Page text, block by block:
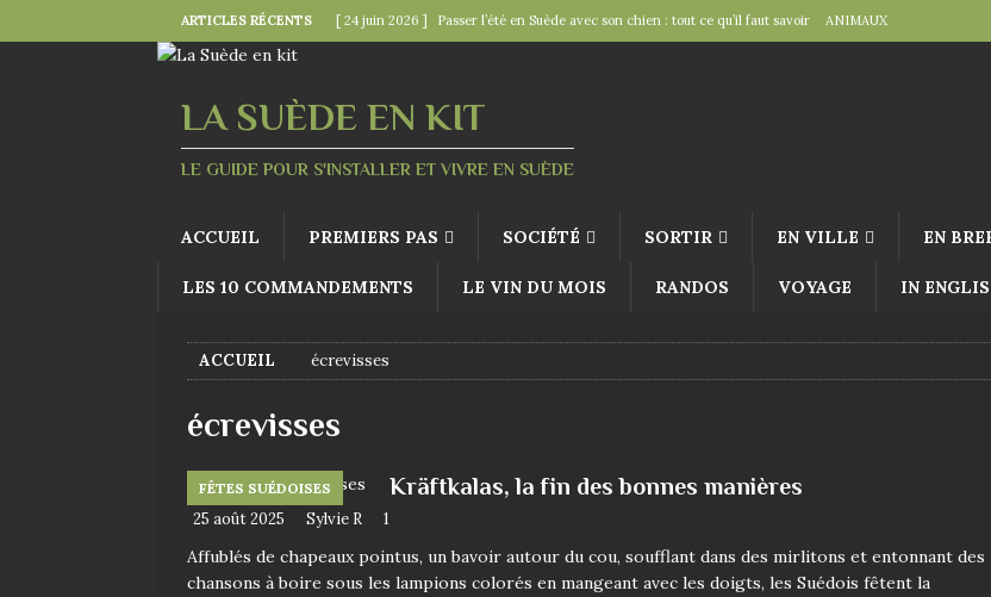
ARTICLES RÉCENTS [ 24 juin 2026 ] Passer l’été en Suède avec son chien : tout ce qu’il faut savoir ANIMAUX
[ 18 juin 2026 ] Midsommar — la fête suédoise par excellence
Le rire s’invite à table : « Venez donc dîner ce soir ! »
LA SUÈDE EN KIT
LE GUIDE POUR S'INSTALLER ET VIVRE EN SUÈDE
ACCUEIL PREMIERS PAS SOCIÉTÉ SORTIR EN VILLE EN
LES 10 COMMANDEMENTS LE VIN DU MOIS RANDOS VOYAGE IN
ACCUEIL écrevisses
écrevisses
FÊTES SUÉDOISES Kräftkalas, la fin des bonnes manières
25 août 2025 Sylvie R 1
Affublés de chapeaux pointus, un bavoir autour du cou, soufflant dans des mirlitons et entonnant des
chansons à boire sous les lampions colorés en mangeant avec les doigts, les Suédois fêtent la